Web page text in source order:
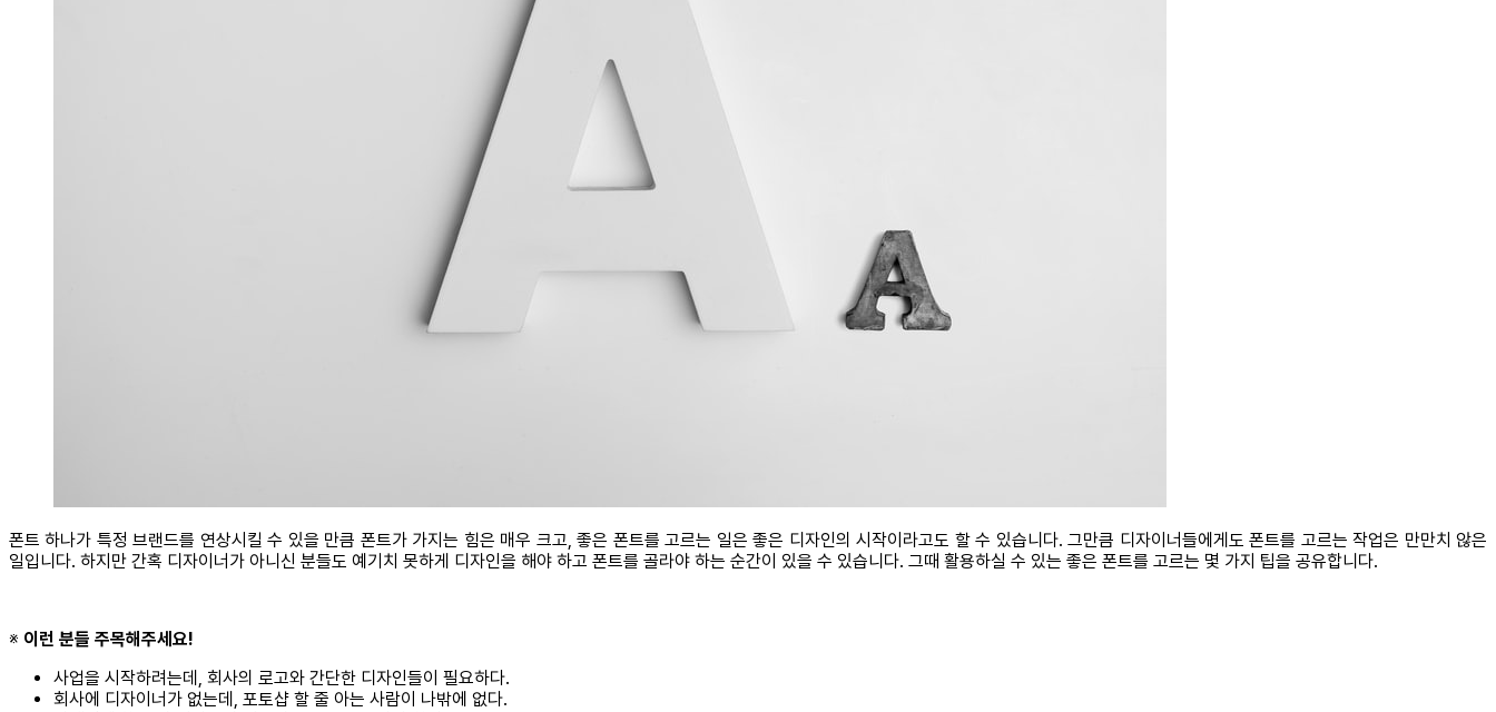
폰트 하나가 특정 브랜드를 연상시킬 수 있을 만큼 폰트가 가지는 힘은 매우 크고, 좋은 폰트를 고르는 일은 좋은 디자인의 시작이라고도 할 수 있습니다. 그만큼 디자이너들에게도 폰트를 고르는 작업은 만만치 않은
일입니다. 하지만 간혹 디자이너가 아니신 분들도 예기치 못하게 디자인을 해야 하고 폰트를 골라야 하는 순간이 있을 수 있습니다. 그때 활용하실 수 있는 좋은 폰트를 고르는 몇 가지 팁을 공유합니다.
※ 이런 분들 주목해주세요!
사업을 시작하려는데, 회사의 로고와 간단한 디자인들이 필요하다.
회사에 디자이너가 없는데, 포토샵 할 줄 아는 사람이 나밖에 없다.